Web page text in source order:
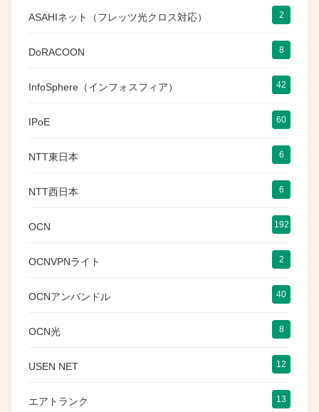
ASAHIネット（フレッツ光クロス対応） 2
DoRACOON 8
InfoSphere（インフォスフィア） 42
IPoE 60
NTT東日本 6
NTT西日本 6
OCN 192
OCNVPNライト 2
OCNアンバンドル 40
OCN光 8
USEN NET 12
エアトランク 13